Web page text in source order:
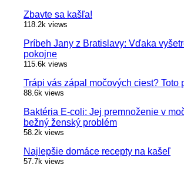
Zbavte sa kašľa!
118.2k views
Príbeh Jany z Bratislavy: Vďaka
pokojne
115.6k views
Trápi vás zápal močových ciest? Toto
88.6k views
Baktéria E-coli: Jej premnoženie v
bežný ženský problém
58.2k views
Najlepšie domáce recepty na kašeľ
57.7k views